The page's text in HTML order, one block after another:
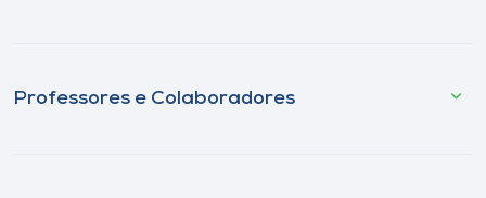
Professores e Colaboradores